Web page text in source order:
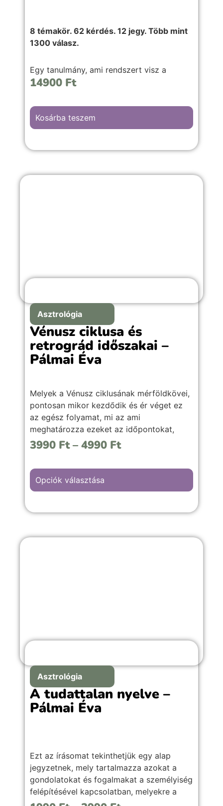
8 témakör. 62 kérdés. 12 jegy. Több mint
1300 válasz.
Egy tanulmány, ami rendszert visz a
Szaturnusz mélyebb megértésébe – nem
munkához.
14900 Ft
Kosárba teszem
Asztrológia
Vénusz ciklusa és
retrográd időszakai –
Pálmai Éva
Melyek a Vénusz ciklusának mérföldkövei,
pontosan mikor kezdődik és ér véget ez
az egész folyamat, mi az ami
meghatározza ezeket az időpontokat,
valamint mire érdemes figyelni, és hogyan
időszakait is.
3990 Ft – 4990 Ft
Opciók választása
Asztrológia
A tudattalan nyelve –
Pálmai Éva
Ezt az írásomat tekinthetjük egy alap
jegyzetnek, mely tartalmazza azokat a
gondolatokat és fogalmakat a személyiség
felépítésével kapcsolatban, melyekre a
további jegyzetekben is gyakran